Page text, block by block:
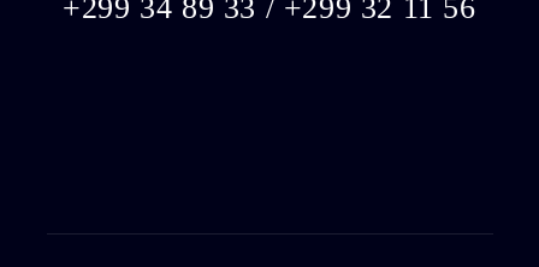
+299 34 89 33 / +299 32 11 56